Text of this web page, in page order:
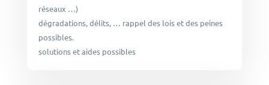
réseaux …)
dégradations, délits, … rappel des lois et des peines
possibles.
solutions et aides possibles